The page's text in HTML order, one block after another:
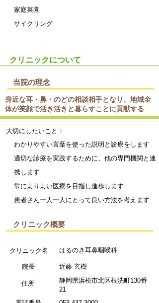
家庭菜園
​サイクリング
クリニックについて
当院の理念
身近な耳・鼻・のどの相談相手となり、地域全
体が笑顔で活き活きと暮らすことに貢献する
大切にしたいこと：
わかりやすい言葉を使った説明と診療をします
適切な診療を実践するために、他の専門機関と連
携します
常によりよい医療を目指し進歩します
患者さん一人一人にとって良い方法を考えます
クリニック概要
クリニック名 はるのき耳鼻咽喉科
院長
​住所
近藤 玄樹
​静岡県浜松市北区根洗町130番
21